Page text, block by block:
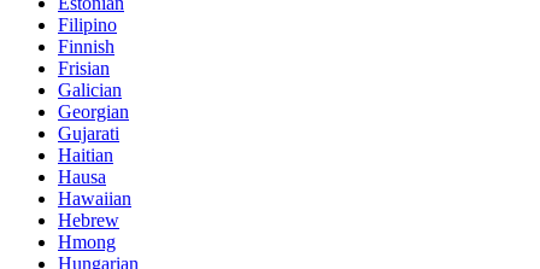
Filipino
Finnish
Frisian
Galician
Georgian
Gujarati
Haitian
Hausa
Hawaiian
Hebrew
Hmong
Hungarian